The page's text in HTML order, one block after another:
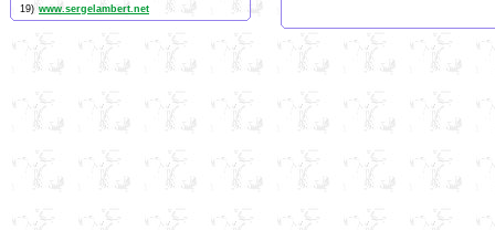
19) www.sergelambert.net